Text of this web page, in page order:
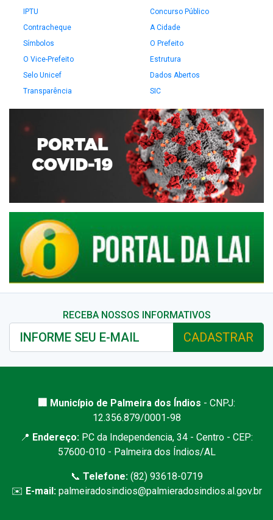
IPTU
Concurso Público
Contracheque
A Cidade
Símbolos
O Prefeito
O Vice-Prefeito
Estrutura
Selo Unicef
Dados Abertos
Transparência
SIC
RECEBA NOSSOS INFORMATIVOS
CADASTRAR
🏢 Município de Palmeira dos Índios - CNPJ:
12.356.879/0001-98
📍 Endereço: PC da Independencia, 34 - Centro - CEP:
57600-010 - Palmeira dos Índios/AL
📞 Telefone:(82) 93618-0719
✉️ E-mail: palmeiradosindios@palmieradosindios.al.gov.br